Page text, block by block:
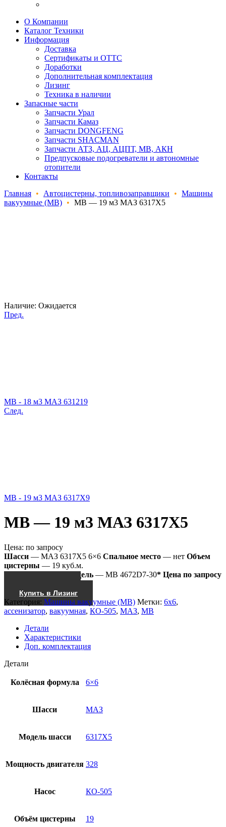
О Компании
Каталог Техники
Информация
Доставка
Сертификаты и ОТТС
Доработки
Дополнительная комплектация
Лизинг
Техника в наличии
Запасные части
Запчасти Урал
Запчасти Камаз
Запчасти DONGFENG
Запчасти SHACMAN
Запчасти АТЗ, АЦ, АЦПТ, МВ, АКН
Предпусковые подогреватели и автономные
отопители
Контакты
Главная • Автоцистерны, топливозаправщики • Машины
вакуумные (МВ) • МВ — 19 м3 МАЗ 6317Х5
Наличие: Ожидается
Пред.
МВ - 18 м3 МАЗ 631219
След.
МВ - 19 м3 МАЗ 6317Х9
МВ — 19 м3 МАЗ 6317Х5
Цена: по запросу
Шасси — МАЗ 6317Х5 6×6 Спальное место — нет Объем
цистерны — 19 куб.м.
Модель — МВ 4672D7-30* Цена по запросу
Купить в Лизинг
Категория: Машины вакуумные (МВ) Метки: 6x6,
ассенизатор, вакуумная, КО-505, МАЗ, МВ
Детали
Характеристики
Доп. комплектация
Детали
Колёсная формула 6×6
Шасси МАЗ
Модель шасси 6317Х5
Мощность двигателя 328
Насос КО-505
Объём цистерны 19